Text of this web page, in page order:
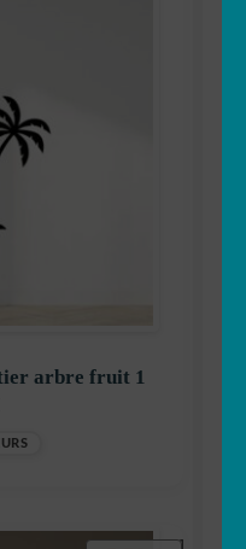
arbre fruit 1